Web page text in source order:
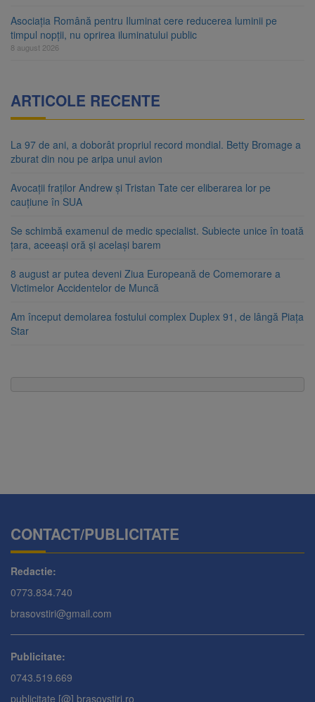
Asociația Română pentru Iluminat cere reducerea luminii pe
timpul nopții, nu oprirea iluminatului public
8 august 2026
ARTICOLE RECENTE
La 97 de ani, a doborât propriul record mondial. Betty Bromage a
zburat din nou pe aripa unui avion
Avocații fraților Andrew și Tristan Tate cer eliberarea lor pe
cauțiune în SUA
Se schimbă examenul de medic specialist. Subiecte unice în toată
țara, aceeași oră și același barem
8 august ar putea deveni Ziua Europeană de Comemorare a
Victimelor Accidentelor de Muncă
Am început demolarea fostului complex Duplex 91, de lângă Piața
Star
CONTACT/PUBLICITATE
Redactie:
0773.834.740
brasovstiri@gmail.com
Publicitate:
0743.519.669
publicitate [@] brasovstiri.ro